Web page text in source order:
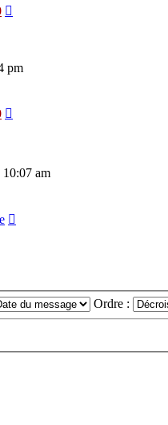
pm
10:07 am
Ordre :